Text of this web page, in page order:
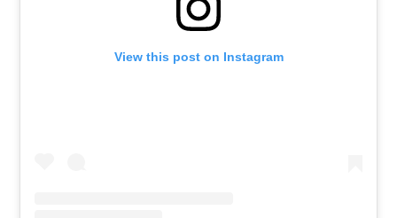
View this post on Instagram